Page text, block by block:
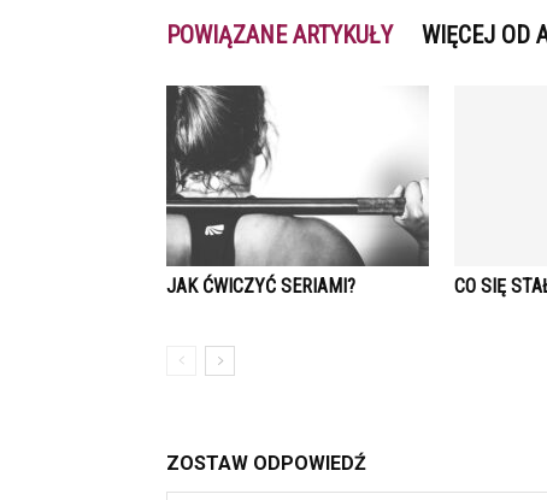
POWIĄZANE ARTYKUŁY WIĘCEJ OD
JAK ĆWICZYĆ SERIAMI? CO SIĘ
ZOSTAW ODPOWIEDŹ